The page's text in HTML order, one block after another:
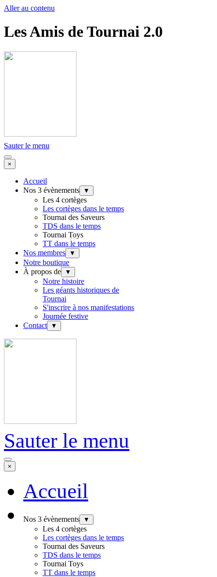
Aller au contenu
Les Amis de Tournai 2.0
Sauter le menu
×
Accueil
Nos 3 évènements
▼
Les 4 cortèges
Les cortèges dans le temps
Tournai des Saveurs
TDS dans le temps
Tournai Toys
TT dans le temps
Nos membres
▼
Notre boutique
À propos de
▼
Notre histoire
Les géants historiques de
Tournai
S'inscrire à nos manifestations
Journée festive
Contact
▼
Sauter le menu
×
Accueil
Nos 3 évènements ▼
Les 4 cortèges
Les cortèges dans le temps
Tournai des Saveurs
TDS dans le temps
Tournai Toys
TT dans le temps